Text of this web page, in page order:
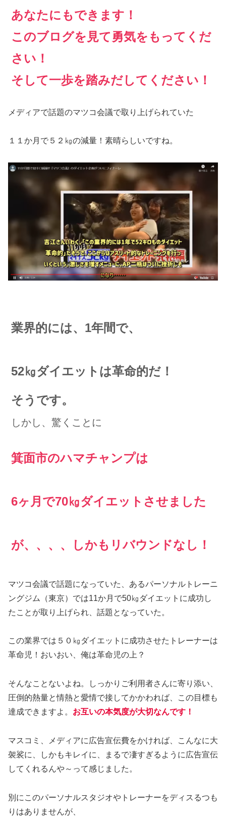
あなたにもできます！
このブログを見て勇気をもってくだ
さい！
そして一歩を踏みだしてください！
メディアで話題のマツコ会議で取り上げられていた
１１か月で５２㎏の減量！素晴らしいですね。
業界的には、1年間で、
52㎏ダイエットは革命的だ！
そうです。
しかし、驚くことに
箕面市のハマチャンプは
6ヶ月で70㎏ダイエットさせました
が、、、、しかもリバウンドなし！
マツコ会議で話題になっていた、あるパーソナルトレーニ
ングジム（東京）では11か月で50㎏ダイエットに成功し
たことが取り上げられ、話題となっていた。
この業界では５０㎏ダイエットに成功させたトレーナーは
革命児！おいおい、俺は革命児の上？
そんなことないよね。しっかりご利用者さんに寄り添い、
圧倒的熱量と情熱と愛情で接してかかわれば、この目標も
達成できますよ。 お互いの本気度が大切なんです！
マスコミ、メディアに広告宣伝費をかければ、こんなに大
袈裟に、しかもキレイに、まるで凄すぎるように広告宣伝
してくれるんや～って感じました。
別にこのパーソナルスタジオやトレーナーをディスるつも
りはありませんが、